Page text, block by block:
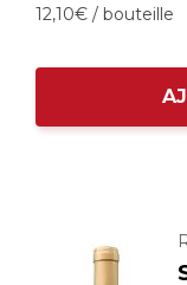
12,10€ / bouteille